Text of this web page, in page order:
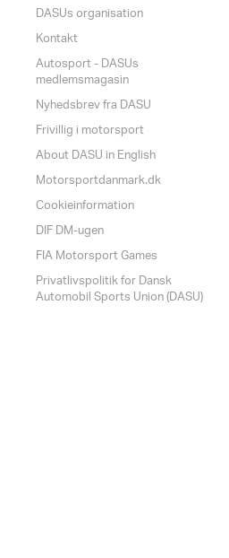
DASUs organisation
Kontakt
Autosport - DASUs
medlemsmagasin
Nyhedsbrev fra DASU
Frivillig i motorsport
About DASU in English
Motorsportdanmark.dk
Cookieinformation
DIF DM-ugen
FIA Motorsport Games
Privatlivspolitik for Dansk
Automobil Sports Union (DASU)